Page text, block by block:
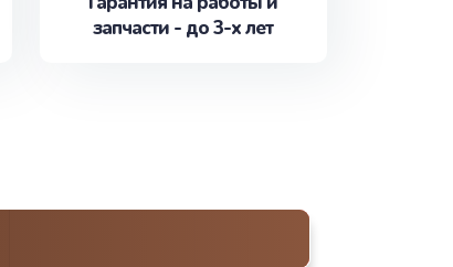
запчасти - до 3-х лет